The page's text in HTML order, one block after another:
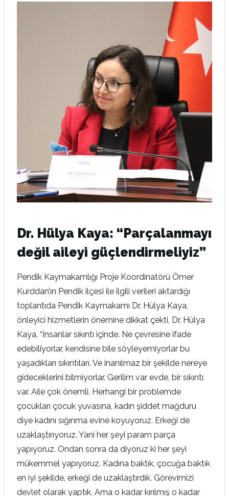
Dr. Hülya Kaya: “Parçalanmayı
değil aileyi güçlendirmeliyiz”
Pendik Kaymakamlığı Proje Koordinatörü Ömer
Kurddan’ın Pendik ilçesi ile ilgili verileri aktardığı
toplantıda Pendik Kaymakamı Dr. Hülya Kaya,
önleyici hizmetlerin önemine dikkat çekti. Dr. Hülya
Kaya, “İnsanlar sıkıntı içinde. Ne çevresine ifade
edebiliyorlar, kendisine bile söyleyemiyorlar bu
yaşadıkları sıkıntıları. Ve inanılmaz bir şekilde nereye
gideceklerini bilmiyorlar. Gerilim var evde, bir sıkıntı
var. Aile çok önemli. Herhangi bir problemde
çocukları çocuk yuvasına, kadın şiddet mağduru
diye kadını sığınma evine koyuyoruz. Erkeği de
uzaklaştırıyoruz. Yani her şeyi param parça
yapıyoruz. Ondan sonra da diyoruz ki her şeyi
mükemmel yapıyoruz. Kadına baktık, çocuğa baktık
en iyi şekilde, erkeği de uzaklaştırdık. Görevimizi
devlet olarak yaptık. Ama o kadar kırılmış o kadar